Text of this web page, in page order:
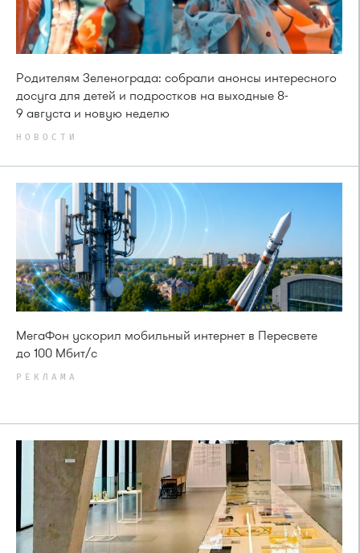
Родителям Зеленограда: собрали анонсы интересного
досуга для детей и подростков на выходные 8-
9 августа и новую неделю
НОВОСТИ
МегаФон ускорил мобильный интернет в Пересвете
до 100 Мбит/с
РЕКЛАМА